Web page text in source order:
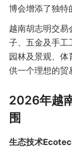
博会增添了独特
越南胡志明交易
子、五金及手工
园林及景观、体
供一个理想的贸
2026年越
围
生态技术